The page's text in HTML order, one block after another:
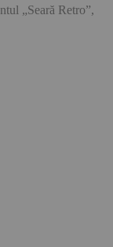
„Seară Retro”,